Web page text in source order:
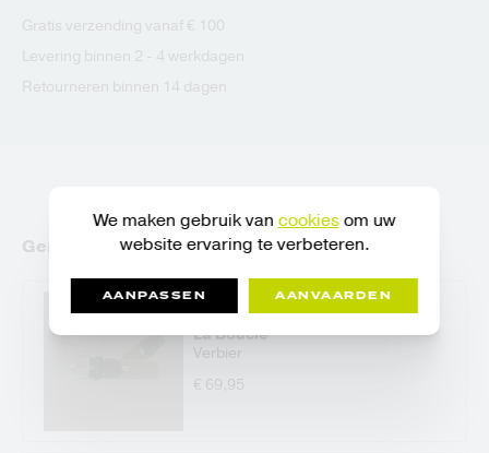
Gratis verzending vanaf € 100
Levering binnen 2 - 4 werkdagen
Retourneren binnen 14 dagen
Gerelateerde artikelen
La Boucle
Verbier
€ 69,95
We maken gebruik van cookiesom uw
website ervaring te verbeteren.
AANPASSEN AANVAARDEN